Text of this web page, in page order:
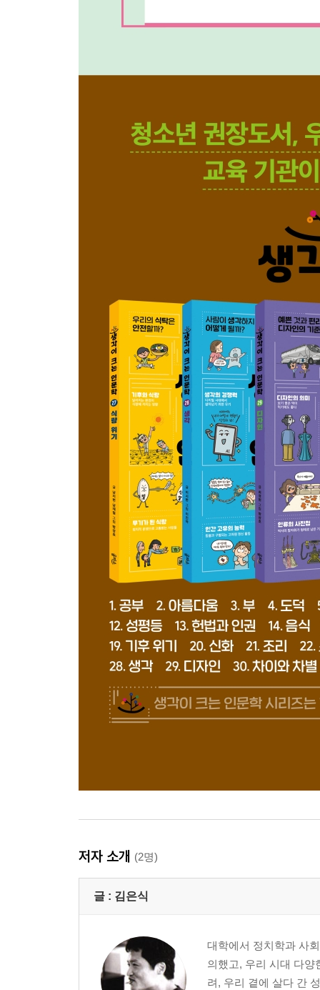
저자 소개 (2명)
글 : 김은식
대학에서 정치학과 사
의했고, 우리 시대 다
려, 우리 곁에 살다 간